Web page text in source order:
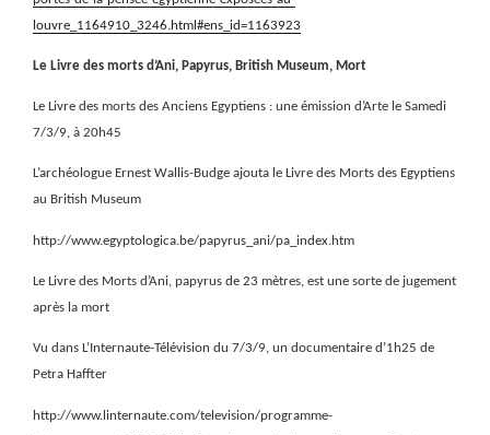
louvre_1164910_3246.html#ens_id=1163923
Le Livre des morts d’Ani, Papyrus, British Museum, Mort
Le Livre des morts des Anciens Egyptiens : une émission d’Arte le Samedi
7/3/9, à 20h45
L’archéologue Ernest Wallis-Budge ajouta le Livre des Morts des Egyptiens
au British Museum
http://www.egyptologica.be/papyrus_ani/pa_index.htm
Le Livre des Morts d’Ani, papyrus de 23 mètres, est une sorte de jugement
après la mort
Vu dans L’Internaute-Télévision du 7/3/9, un documentaire d’1h25 de
Petra Haffter
http://www.linternaute.com/television/programme-